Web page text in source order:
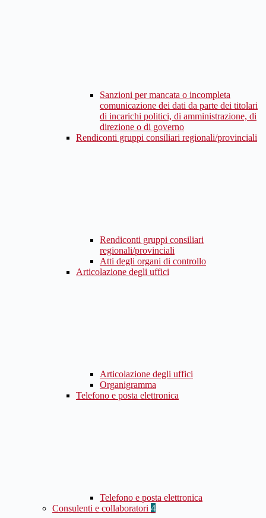
Sanzioni per mancata o incompleta
comunicazione dei dati da parte dei titolari
di incarichi politici, di amministrazione, di
direzione o di governo
Rendiconti gruppi consiliari regionali/provinciali
Rendiconti gruppi consiliari
regionali/provinciali
Atti degli organi di controllo
Articolazione degli uffici
Articolazione degli uffici
Organigramma
Telefono e posta elettronica
Telefono e posta elettronica
Consulenti e collaboratori 4